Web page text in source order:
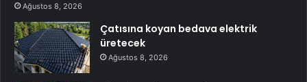
Ağustos 8, 2026
Çatısına koyan bedava elektrik
üretecek
Ağustos 8, 2026